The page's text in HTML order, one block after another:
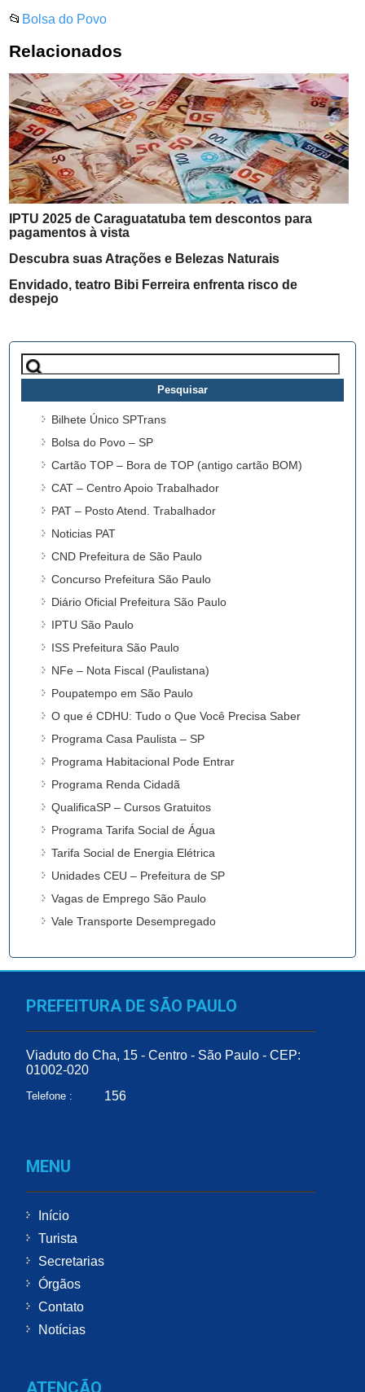
📂 Bolsa do Povo
Relacionados
IPTU 2025 de Caraguatatuba tem descontos para
pagamentos à vista
Descubra suas Atrações e Belezas Naturais
Envidado, teatro Bibi Ferreira enfrenta risco de
despejo
Pesquisar
por:
Bilhete Único SPTrans
Bolsa do Povo – SP
Cartão TOP – Bora de TOP (antigo cartão BOM)
CAT – Centro Apoio Trabalhador
PAT – Posto Atend. Trabalhador
Noticias PAT
CND Prefeitura de São Paulo
Concurso Prefeitura São Paulo
Diário Oficial Prefeitura São Paulo
IPTU São Paulo
ISS Prefeitura São Paulo
NFe – Nota Fiscal (Paulistana)
Poupatempo em São Paulo
O que é CDHU: Tudo o Que Você Precisa Saber
Programa Casa Paulista – SP
Programa Habitacional Pode Entrar
Programa Renda Cidadã
QualificaSP – Cursos Gratuitos
Programa Tarifa Social de Água
Tarifa Social de Energia Elétrica
Unidades CEU – Prefeitura de SP
Vagas de Emprego São Paulo
Vale Transporte Desempregado
PREFEITURA DE SÃO PAULO
Viaduto do Cha, 15 - Centro - São Paulo - CEP:
01002-020
Telefone : 156
MENU
Início
Turista
Secretarias
Órgãos
Contato
Notícias
ATENÇÃO